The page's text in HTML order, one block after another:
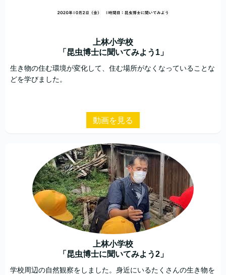
上林小学校
「昆虫博士に聞いてみよう1」
生き物の住む環境が変化して、住む場所がなくなっていることな
どを学びました。
動画を見る
上林小学校
「昆虫博士に聞いてみよう2」
学校周辺の自然観察をしました。身近にいるたくさんの生き物を